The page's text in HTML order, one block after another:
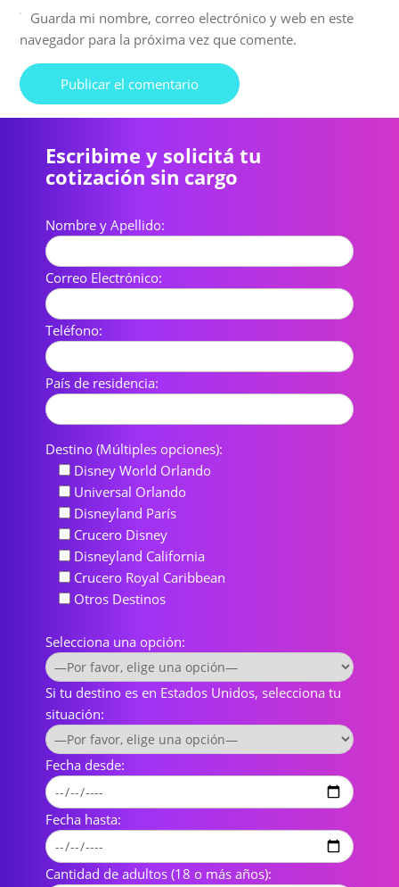
Guarda mi nombre, correo electrónico y web en este
navegador para la próxima vez que comente.
Escribime y solicitá tu
cotización sin cargo
Nombre y Apellido:
Correo Electrónico:
Teléfono:
País de residencia:
Destino (Múltiples opciones):
Disney World Orlando
Universal Orlando
Disneyland París
Crucero Disney
Disneyland California
Crucero Royal Caribbean
Otros Destinos
Selecciona una opción:
Si tu destino es en Estados Unidos, selecciona tu
situación:
Fecha desde:
Fecha hasta:
Cantidad de adultos (18 o más años):